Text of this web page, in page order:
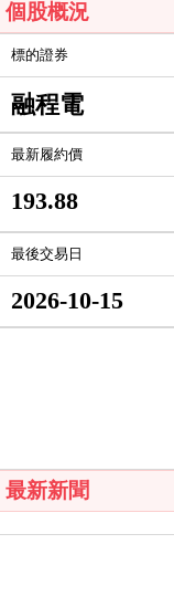
個股概況
標的證券
融程電
最新履約價
193.88
最後交易日
2026-10-15
最新新聞